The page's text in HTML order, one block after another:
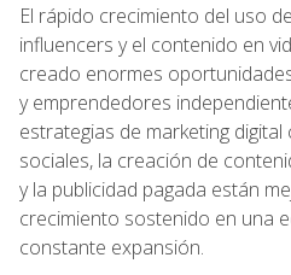
El rápido crecimiento del uso
influencers y el contenido en
creado enormes
y emprendedores
estrategias de marketing
sociales, la creación de
y la publicidad pagada están
crecimiento sostenido en una
constante expansión.